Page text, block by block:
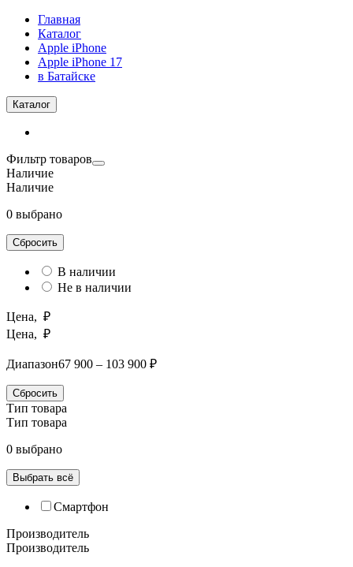
Главная
Каталог
Apple iPhone
Apple iPhone 17
в Батайске
Каталог
Фильтр товаров
Наличие
Наличие
0 выбрано
Сбросить
В наличии
Не в наличии
Цена, ₽
Цена, ₽
Диапазон67 900 – 103 900 ₽
Сбросить
Тип товара
Тип товара
0 выбрано
Выбрать всё
Смартфон
Производитель
Производитель